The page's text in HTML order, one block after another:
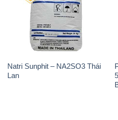
Natri Sunphit – NA2SO3 Thái